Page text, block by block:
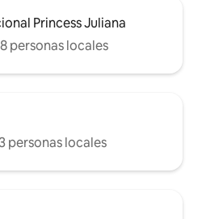
Princess Juliana
personas locales
personas locales